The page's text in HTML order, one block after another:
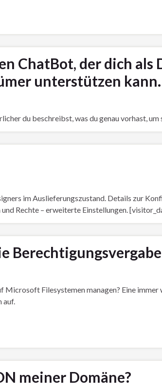
ChatBot, der dich als
unterstützen kann.
du beschreibst, was du genau vorhast,
im Auslieferungszustand. Details zur
Rechte – erweiterte Einstellungen.
Microsoft Filesystemen managen? Eine
auf.
meiner Domäne?